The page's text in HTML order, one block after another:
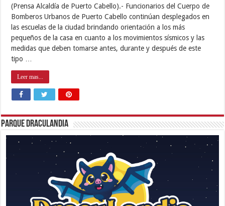
(Prensa Alcaldía de Puerto Cabello).- Funcionarios del Cuerpo de
Bomberos Urbanos de Puerto Cabello continúan desplegados en
las escuelas de la ciudad brindando orientación a los más
pequeños de la casa en cuanto a los movimientos sísmicos y las
medidas que deben tomarse antes, durante y después de este
tipo …
Leer mas...
Parque Draculandia